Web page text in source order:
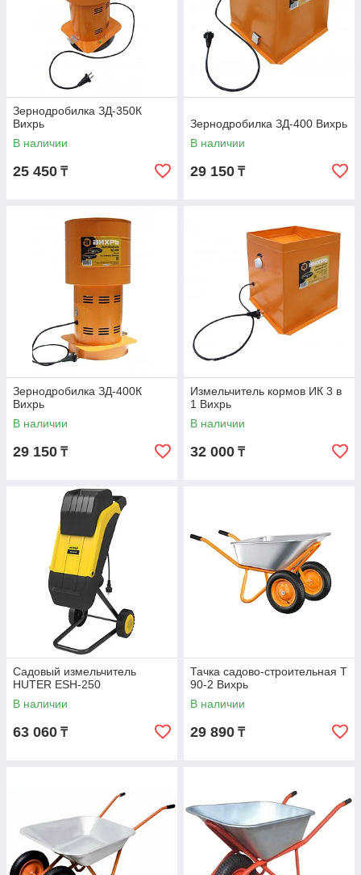
Зернодробилка ЗД-350К
Вихрь
В наличии
25 450 ₸
Зернодробилка ЗД-400 Вихрь
В наличии
29 150 ₸
Зернодробилка ЗД-400К
Вихрь
В наличии
29 150 ₸
Измельчитель кормов ИК 3 в
1 Вихрь
В наличии
32 000 ₸
Садовый измельчитель
HUTER ESH-250
В наличии
63 060 ₸
Тачка садово-строительная Т
90-2 Вихрь
В наличии
29 890 ₸